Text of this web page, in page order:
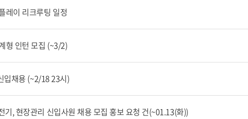
레이 리크루팅 일정
형 인턴 모집 (~3/2)
입채용 (~2/18 23시)
기, 현장관리 신입사원 채용 모집 홍보 요청 건(~01.13(화))